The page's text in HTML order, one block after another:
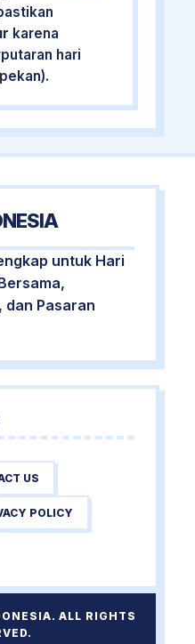
karena
hari
untuk Hari
dan Pasaran
US
POLICY
ALL RIGHTS